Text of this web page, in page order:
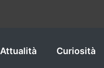
Attualità Curiosità